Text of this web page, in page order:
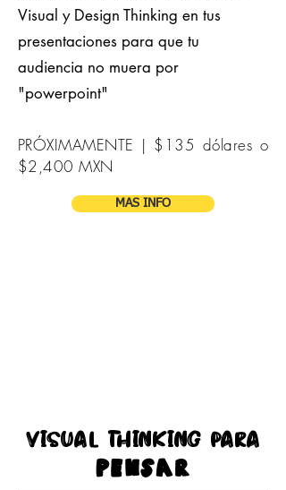
Visual y Design Thinking en tus
presentaciones para que tu
audiencia no muera por
"powerpoint"
PRÓXIMAMENTE | $135 dólares o
$2,400 MXN
MAS INFO
visual thinking para
pensar